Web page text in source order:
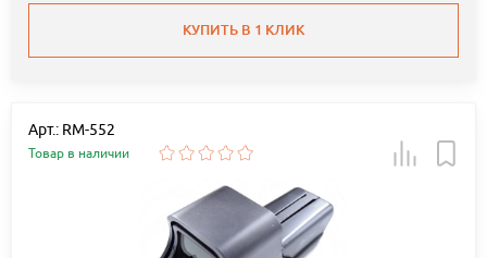
КУПИТЬ В 1 КЛИК
Арт.: RM-552
Товар в наличии